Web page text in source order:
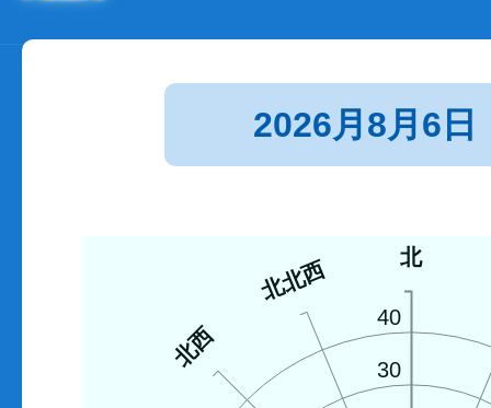
2026月8月6日
北
北西
北北西
30
40